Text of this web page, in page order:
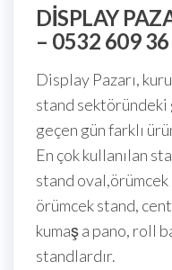
DISPLAY
– 0532 609
Display Pazarı,
stand
geçen gün farklı
En çok kullanılan
stand
örümcek stand,
kumaş a pano, roll
standlardır.